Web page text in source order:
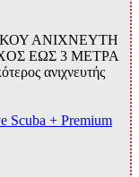
ΑΝΙΧΝΕΥΤΗ
ΕΩΣ 3 ΜΕΤΡΑ
ανιχνευτής